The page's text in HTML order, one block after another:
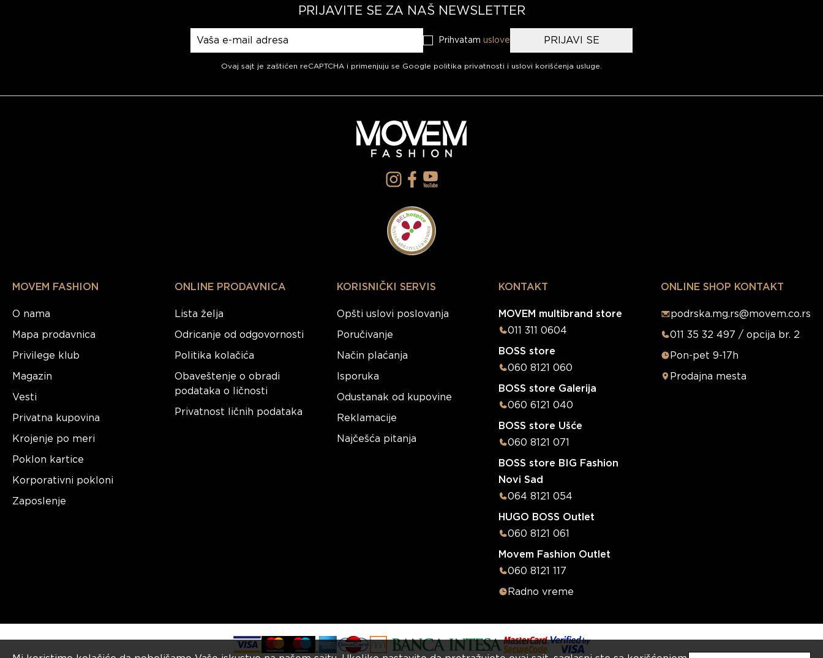
PRIJAVITE SE ZA NAŠ NEWSLETTER
Prijavite se na naš newsletter
Prihvatam uslove PRIJAVI SE
Ovaj sajt je zaštićen reCAPTCHA i primenjuju se Google politika privatnosti i uslovi korišćenja usluge.
MOVEM FASHION
O nama
Mapa prodavnica
Privilege klub
Magazin
Vesti
Privatna kupovina
Krojenje po meri
Poklon kartice
Korporativni pokloni
Zaposlenje
ONLINE PRODAVNICA
Lista želja
Odricanje od odgovornosti
Politika kolačića
Obaveštenje o obradi
podataka o ličnosti
Privatnost ličnih podataka
KORISNIČKI SERVIS
Opšti uslovi poslovanja
Poručivanje
Način plaćanja
Isporuka
Odustanak od kupovine
Reklamacije
Najčešća pitanja
KONTAKT
MOVEM multibrand store
011 311 0604
BOSS store
060 8121 060
BOSS store Galerija
060 6121 040
BOSS store Ušće
060 8121 071
BOSS store BIG Fashion
Novi Sad
064 8121 054
HUGO BOSS Outlet
060 8121 061
Movem Fashion Outlet
060 8121 117
Radno vreme
ONLINE SHOP KONTAKT
podrska.mg.rs@movem.co.rs
011 35 32 497 / opcija br. 2
Pon-pet 9-17h
Prodajna mesta